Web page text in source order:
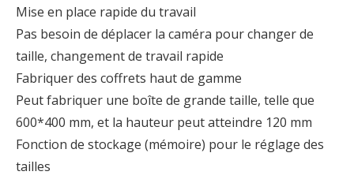
Mise en place rapide du travail
Pas besoin de déplacer la caméra pour changer de
taille, changement de travail rapide
Fabriquer des coffrets haut de gamme
Peut fabriquer une boîte de grande taille, telle que
600*400 mm, et la hauteur peut atteindre 120 mm
Fonction de stockage (mémoire) pour le réglage des
tailles